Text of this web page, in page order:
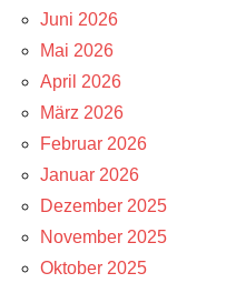
Juni 2026
Mai 2026
April 2026
März 2026
Februar 2026
Januar 2026
Dezember 2025
November 2025
Oktober 2025